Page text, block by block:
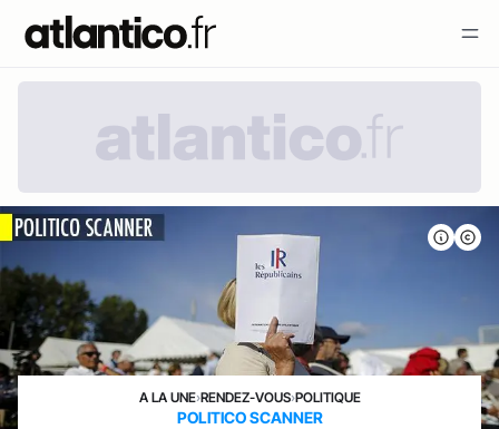
A LA UNE›RENDEZ-VOUS›POLITIQUE
POLITICO SCANNER